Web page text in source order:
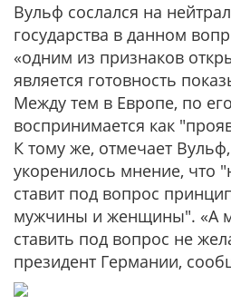
Вульф сослался на
государства в данном
«одним из признаков
является готовность
Между тем в Европе, по
воспринимается как
К тому же, отмечает
укоренилось мнение, что
ставит под вопрос
мужчины и женщины". «А
ставить под вопрос не
президент Германии,